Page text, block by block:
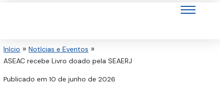
Início
Notícias e Eventos
ASEAC recebe Livro doado pela SEAERJ
Publicado em 10 de junho de 2026